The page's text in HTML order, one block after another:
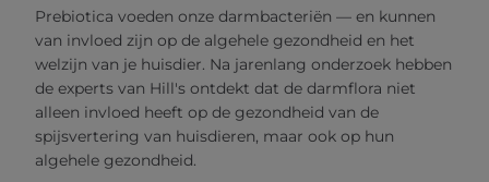
Prebiotica voeden onze darmbacteriën — en kunnen
van invloed zijn op de algehele gezondheid en het
welzijn van je huisdier. Na jarenlang onderzoek hebben
de experts van Hill's ontdekt dat de darmflora niet
alleen invloed heeft op de gezondheid van de
spijsvertering van huisdieren, maar ook op hun
algehele gezondheid.